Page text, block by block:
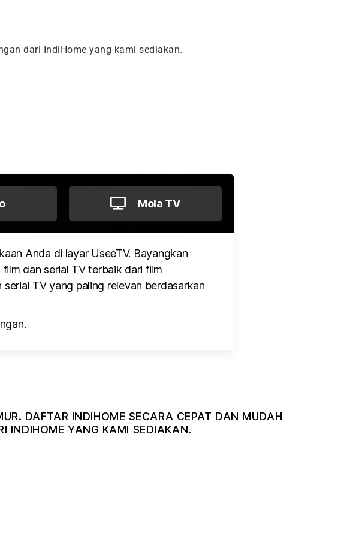
dari IndiHome yang kami sediakan.
Mola TV
Anda di layar UseeTV. Bayangkan
dan serial TV terbaik dari film
TV yang paling relevan berdasarkan
DAFTAR INDIHOME SECARA CEPAT DAN MUDAH
INDIHOME YANG KAMI SEDIAKAN.